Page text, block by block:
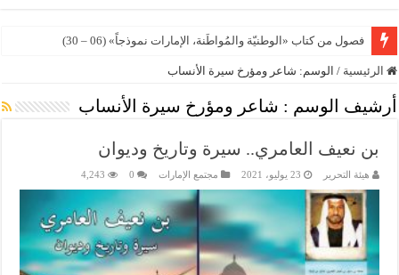
فصول من كتاب «الوطنيّة والمُواطَنة، الإمارات نموذجاً» (06 – 30)
الرئيسية / الوسم: شاعر ومؤرخ سيرة الأنساب
أرشيف الوسم : شاعر ومؤرخ سيرة الأنساب
بن نعيف العامري.. سيرة وتاريخ وديوان
هيئة التحرير 23 يوليو، 2021 مجتمع الإمارات 0
4,243